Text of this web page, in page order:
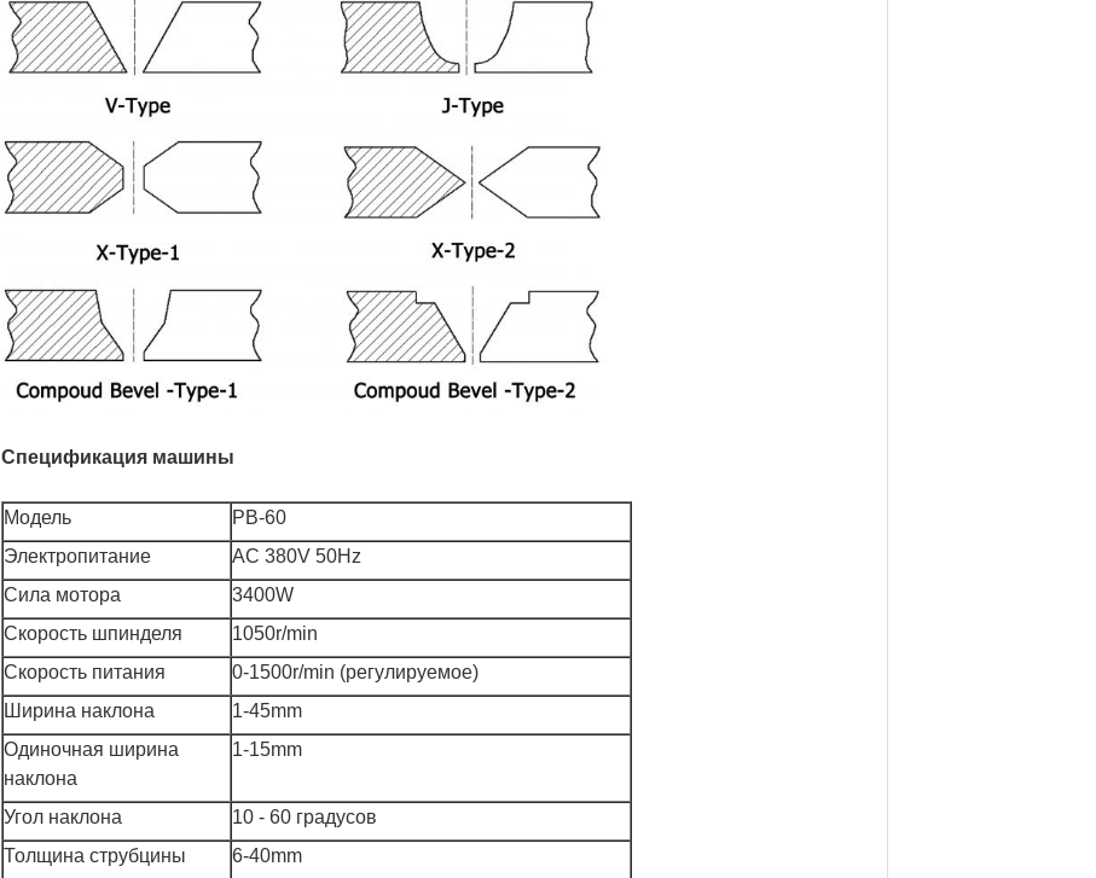
Спецификация машины
Модель
PB-60
Электропитание
AC 380V 50Hz
Сила мотора
3400W
Скорость шпинделя
1050r/min
Скорость питания
0-1500r/min (регулируемое)
Ширина наклона
1-45mm
Одиночная ширина
наклона
1-15mm
Угол наклона
10 - 60 градусов
Толщина струбцины
6-40mm